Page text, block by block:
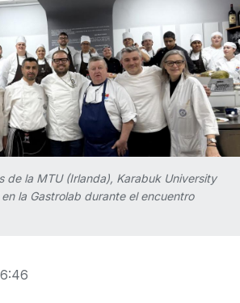
de la MTU (Irlanda), Karabuk University
la Gastrolab durante el encuentro